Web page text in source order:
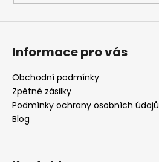
Informace pro vás
Obchodní podmínky
Zpětné zásilky
Podmínky ochrany osobních údajů
Blog